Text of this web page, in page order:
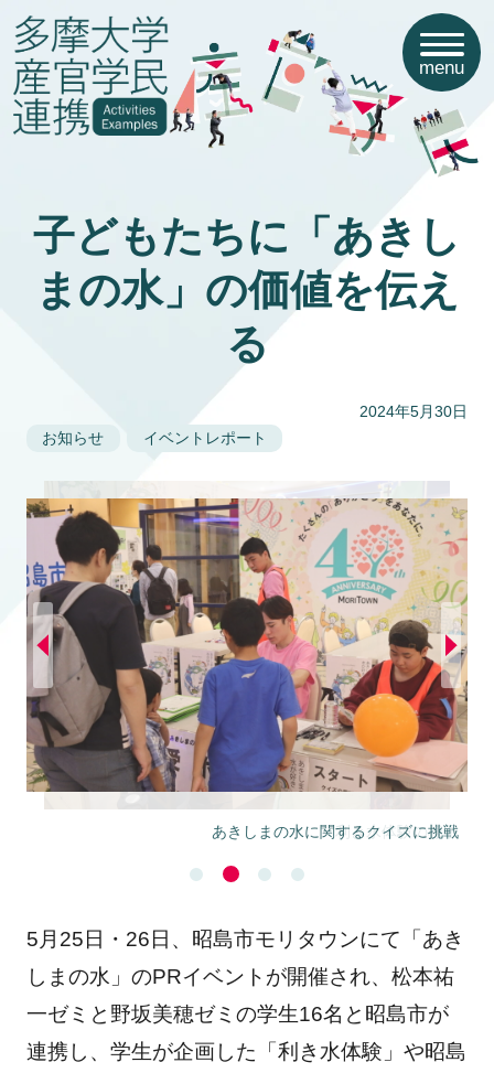
menu
子どもたちに「あきし
まの水」の価値を伝え
る
2024年5月30日
お知らせ
イベントレポート
あきしまの水に関するクイズに挑戦
5月25日・26日、昭島市モリタウンにて「あき
しまの水」のPRイベントが開催され、松本祐
一ゼミと野坂美穂ゼミの学生16名と昭島市が
連携し、学生が企画した「利き水体験」や昭島